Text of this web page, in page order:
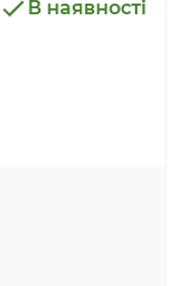
В наявності